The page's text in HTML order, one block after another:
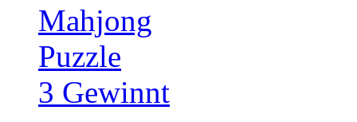
Mahjong
Puzzle
3 Gewinnt